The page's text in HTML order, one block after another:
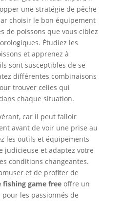
une stratégie de pêche
choisir le bon équipement
de poissons que vous ciblez
Étudiez les
et apprenez à
sont susceptibles de se
différentes combinaisons
trouver celles qui
chaque situation.
car il peut falloir
avant de voir une prise au
les outils et équipements
judicieuse et adaptez votre
conditions changeantes.
et de profiter de
fishing game freeoffre un
les passionnés de